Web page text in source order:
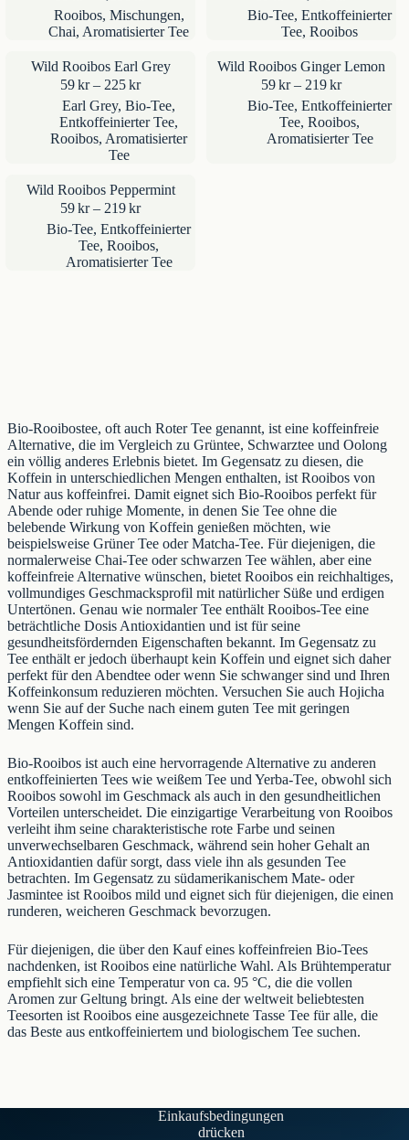
59kr
bis
Rooibos, Mischungen,
Chai, Aromatisierter Tee
59kr
bis
Bio-Tee, Entkoffeinierter
Tee, Rooibos
Wild Rooibos Earl Grey
59kr – 225krPreisspanne:
59kr
bis
225kr
Earl Grey, Bio-Tee,
Entkoffeinierter Tee,
Rooibos, Aromatisierter
Tee
Wild Rooibos Ginger Lemon
59kr – 219kr
59kr
bis
219kr
Bio-Tee, Entkoffeinierter
Tee, Rooibos,
Aromatisierter Tee
Wild Rooibos Peppermint
59kr – 219krPreisspanne:
59kr
bis
219kr
Bio-Tee, Entkoffeinierter
Tee, Rooibos,
Aromatisierter Tee
Bio-Rooibostee, oft auch Roter Tee genannt, ist eine koffeinfreie
Alternative, die im Vergleich zu Grüntee, Schwarztee und Oolong
ein völlig anderes Erlebnis bietet. Im Gegensatz zu diesen, die
Koffein in unterschiedlichen Mengen enthalten, ist Rooibos von
Natur aus koffeinfrei. Damit eignet sich Bio-Rooibos perfekt für
Abende oder ruhige Momente, in denen Sie Tee ohne die
belebende Wirkung von Koffein genießen möchten, wie
beispielsweise Grüner Tee oder Matcha-Tee. Für diejenigen, die
normalerweise Chai-Tee oder schwarzen Tee wählen, aber eine
koffeinfreie Alternative wünschen, bietet Rooibos ein reichhaltiges,
vollmundiges Geschmacksprofil mit natürlicher Süße und erdigen
Untertönen. Genau wie normaler Tee enthält Rooibos-Tee eine
beträchtliche Dosis Antioxidantien und ist für seine
gesundheitsfördernden Eigenschaften bekannt. Im Gegensatz zu
Tee enthält er jedoch überhaupt kein Koffein und eignet sich daher
perfekt für den Abendtee oder wenn Sie schwanger sind und Ihren
Koffeinkonsum reduzieren möchten. Versuchen Sie auch Hojicha
wenn Sie auf der Suche nach einem guten Tee mit geringen
Mengen Koffein sind.
Bio-Rooibos ist auch eine hervorragende Alternative zu anderen
entkoffeinierten Tees wie weißem Tee und Yerba-Tee, obwohl sich
Rooibos sowohl im Geschmack als auch in den gesundheitlichen
Vorteilen unterscheidet. Die einzigartige Verarbeitung von Rooibos
verleiht ihm seine charakteristische rote Farbe und seinen
unverwechselbaren Geschmack, während sein hoher Gehalt an
Antioxidantien dafür sorgt, dass viele ihn als gesunden Tee
betrachten. Im Gegensatz zu südamerikanischem Mate- oder
Jasmintee ist Rooibos mild und eignet sich für diejenigen, die einen
runderen, weicheren Geschmack bevorzugen.
Für diejenigen, die über den Kauf eines koffeinfreien Bio-Tees
nachdenken, ist Rooibos eine natürliche Wahl. Als Brühtemperatur
empfiehlt sich eine Temperatur von ca. 95 °C, die die vollen
Aromen zur Geltung bringt. Als eine der weltweit beliebtesten
Teesorten ist Rooibos eine ausgezeichnete Tasse Tee für alle, die
das Beste aus entkoffeiniertem und biologischem Tee suchen.
Einkaufsbedingungen
drücken